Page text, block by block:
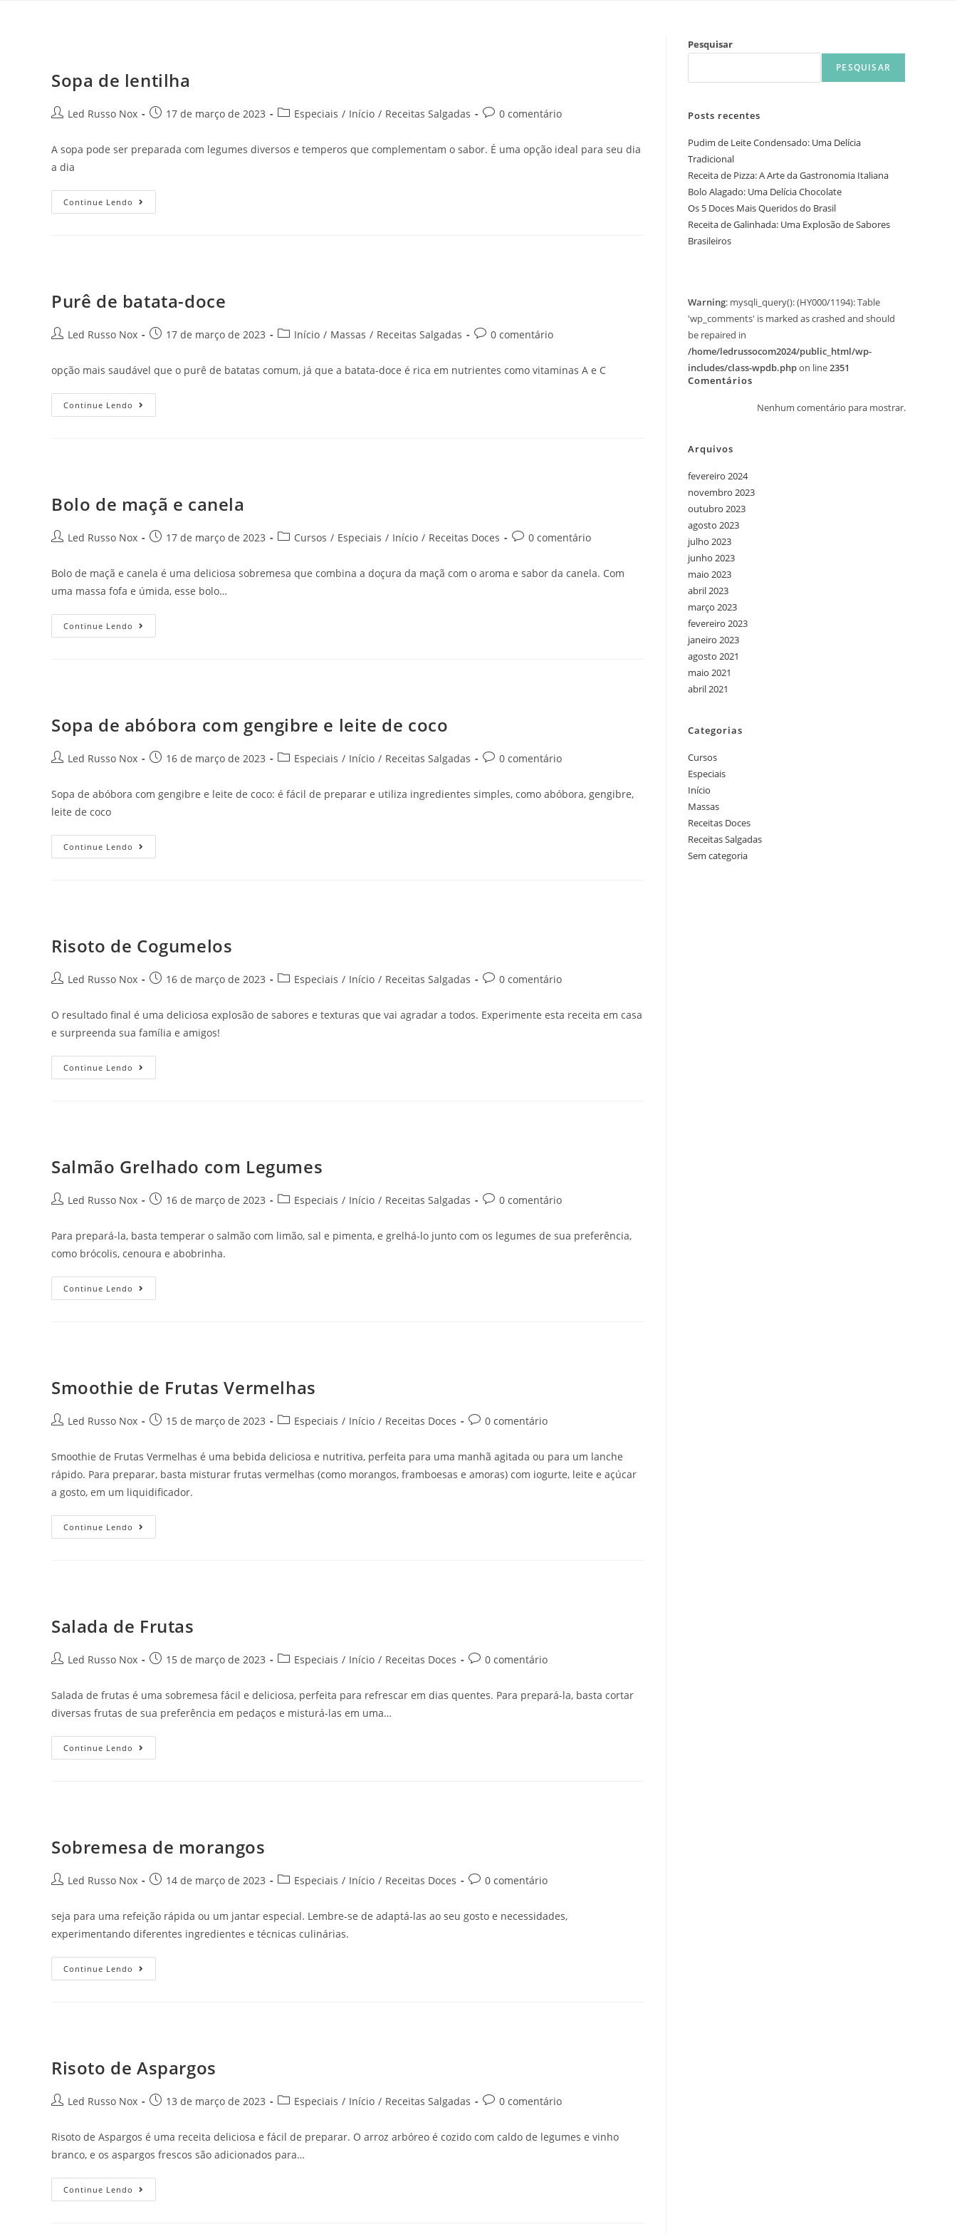
Sopa de lentilha
Led Russo Nox 17 de março de 2023 Especiais / Início / Receitas Salgadas 0 comentário
A sopa pode ser preparada com legumes diversos e temperos que complementam o sabor. É uma opção ideal para seu dia
a dia
Continue Lendo
Purê de batata-doce
Led Russo Nox 17 de março de 2023 Início / Massas / Receitas Salgadas 0 comentário
opção mais saudável que o purê de batatas comum, já que a batata-doce é rica em nutrientes como vitaminas A e C
Continue Lendo
Bolo de maçã e canela
Led Russo Nox 17 de março de 2023 Cursos / Especiais / Início / Receitas Doces 0 comentário
Bolo de maçã e canela é uma deliciosa sobremesa que combina a doçura da maçã com o aroma e sabor da canela. Com
uma massa fofa e úmida, esse bolo…
Continue Lendo
Sopa de abóbora com gengibre e leite de coco
Led Russo Nox 16 de março de 2023 Especiais / Início / Receitas Salgadas 0 comentário
Sopa de abóbora com gengibre e leite de coco: é fácil de preparar e utiliza ingredientes simples, como abóbora, gengibre,
leite de coco
Continue Lendo
Risoto de Cogumelos
Led Russo Nox 16 de março de 2023 Especiais / Início / Receitas Salgadas 0 comentário
O resultado final é uma deliciosa explosão de sabores e texturas que vai agradar a todos. Experimente esta receita em casa
e surpreenda sua família e amigos!
Continue Lendo
Salmão Grelhado com Legumes
Led Russo Nox 16 de março de 2023 Especiais / Início / Receitas Salgadas 0 comentário
Para prepará-la, basta temperar o salmão com limão, sal e pimenta, e grelhá-lo junto com os legumes de sua preferência,
como brócolis, cenoura e abobrinha.
Continue Lendo
Smoothie de Frutas Vermelhas
Led Russo Nox 15 de março de 2023 Especiais / Início / Receitas Doces 0 comentário
Smoothie de Frutas Vermelhas é uma bebida deliciosa e nutritiva, perfeita para uma manhã agitada ou para um lanche
rápido. Para preparar, basta misturar frutas vermelhas (como morangos, framboesas e amoras) com iogurte, leite e açúcar
a gosto, em um liquidificador.
Continue Lendo
Salada de Frutas
Led Russo Nox 15 de março de 2023 Especiais / Início / Receitas Doces 0 comentário
Salada de frutas é uma sobremesa fácil e deliciosa, perfeita para refrescar em dias quentes. Para prepará-la, basta cortar
diversas frutas de sua preferência em pedaços e misturá-las em uma…
Continue Lendo
Sobremesa de morangos
Led Russo Nox 14 de março de 2023 Especiais / Início / Receitas Doces 0 comentário
seja para uma refeição rápida ou um jantar especial. Lembre-se de adaptá-las ao seu gosto e necessidades,
experimentando diferentes ingredientes e técnicas culinárias.
Continue Lendo
Risoto de Aspargos
Led Russo Nox 13 de março de 2023 Especiais / Início / Receitas Salgadas 0 comentário
Risoto de Aspargos é uma receita deliciosa e fácil de preparar. O arroz arbóreo é cozido com caldo de legumes e vinho
branco, e os aspargos frescos são adicionados para…
Continue Lendo
Pesquisar
PESQUISAR
Posts recentes
Pudim de Leite Condensado: Uma Delícia
Tradicional
Receita de Pizza: A Arte da Gastronomia Italiana
Bolo Alagado: Uma Delícia Chocolate
Os 5 Doces Mais Queridos do Brasil
Receita de Galinhada: Uma Explosão de Sabores
Brasileiros
Warning: mysqli_query(): (HY000/1194): Table
'wp_comments' is marked as crashed and should
be repaired in
/home/ledrussocom2024/public_html/wp-
includes/class-wpdb.phpon line2351
Comentários
Nenhum comentário para mostrar.
Arquivos
fevereiro 2024
novembro 2023
outubro 2023
agosto 2023
julho 2023
junho 2023
maio 2023
abril 2023
março 2023
fevereiro 2023
janeiro 2023
agosto 2021
maio 2021
abril 2021
Categorias
Cursos
Especiais
Início
Massas
Receitas Doces
Receitas Salgadas
Sem categoria